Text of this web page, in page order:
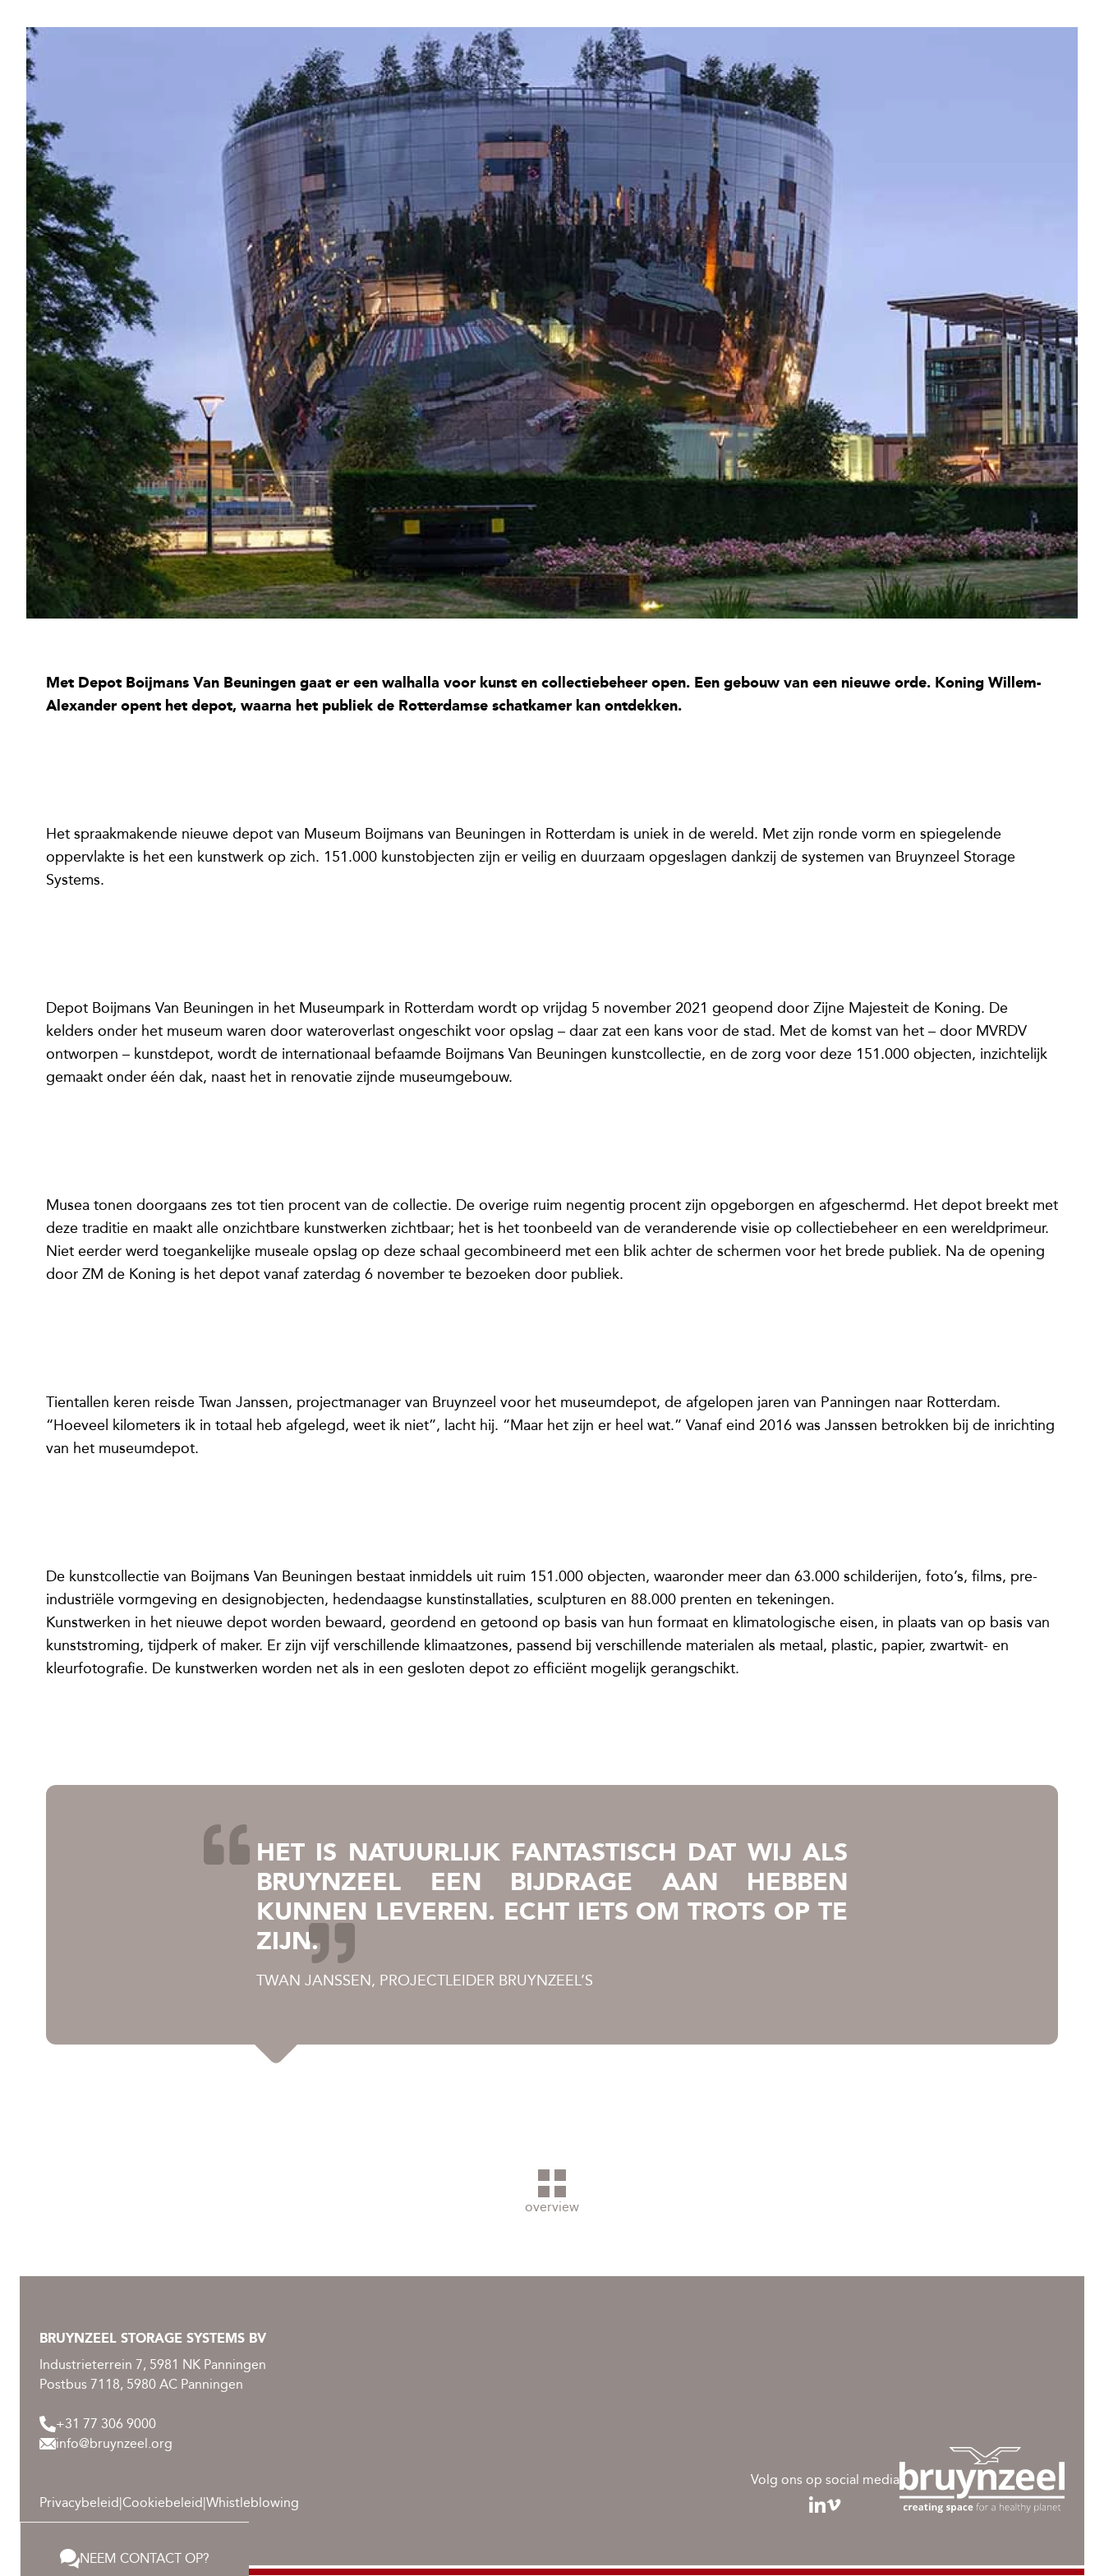
Met Depot Boijmans Van Beuningen gaat er een walhalla voor kunst en collectiebeheer open. Een gebouw van een nieuwe orde. Koning Willem-
Alexander opent het depot, waarna het publiek de Rotterdamse schatkamer kan ontdekken.
Het spraakmakende nieuwe depot van Museum Boijmans van Beuningen in Rotterdam is uniek in de wereld. Met zijn ronde vorm en spiegelende
oppervlakte is het een kunstwerk op zich. 151.000 kunstobjecten zijn er veilig en duurzaam opgeslagen dankzij de systemen van Bruynzeel Storage
Systems.
Depot Boijmans Van Beuningen in het Museumpark in Rotterdam wordt op vrijdag 5 november 2021 geopend door Zijne Majesteit de Koning. De
kelders onder het museum waren door wateroverlast ongeschikt voor opslag – daar zat een kans voor de stad. Met de komst van het – door MVRDV
ontworpen – kunstdepot, wordt de internationaal befaamde Boijmans Van Beuningen kunstcollectie, en de zorg voor deze 151.000 objecten, inzichtelijk
gemaakt onder één dak, naast het in renovatie zijnde museumgebouw.
Musea tonen doorgaans zes tot tien procent van de collectie. De overige ruim negentig procent zijn opgeborgen en afgeschermd. Het depot breekt met
deze traditie en maakt alle onzichtbare kunstwerken zichtbaar; het is het toonbeeld van de veranderende visie op collectiebeheer en een wereldprimeur.
Niet eerder werd toegankelijke museale opslag op deze schaal gecombineerd met een blik achter de schermen voor het brede publiek. Na de opening
door ZM de Koning is het depot vanaf zaterdag 6 november te bezoeken door publiek.
Tientallen keren reisde Twan Janssen, projectmanager van Bruynzeel voor het museumdepot, de afgelopen jaren van Panningen naar Rotterdam.
“Hoeveel kilometers ik in totaal heb afgelegd, weet ik niet”, lacht hij. “Maar het zijn er heel wat.” Vanaf eind 2016 was Janssen betrokken bij de inrichting
van het museumdepot.
De kunstcollectie van Boijmans Van Beuningen bestaat inmiddels uit ruim 151.000 objecten, waaronder meer dan 63.000 schilderijen, foto’s, films, pre-
industriële vormgeving en designobjecten, hedendaagse kunstinstallaties, sculpturen en 88.000 prenten en tekeningen.
Kunstwerken in het nieuwe depot worden bewaard, geordend en getoond op basis van hun formaat en klimatologische eisen, in plaats van op basis van
kunststroming, tijdperk of maker. Er zijn vijf verschillende klimaatzones, passend bij verschillende materialen als metaal, plastic, papier, zwartwit- en
kleurfotografie. De kunstwerken worden net als in een gesloten depot zo efficiënt mogelijk gerangschikt.
HET IS NATUURLIJK FANTASTISCH DAT WIJ ALS
BRUYNZEEL EEN BIJDRAGE AAN HEBBEN
KUNNEN LEVEREN. ECHT IETS OM TROTS OP TE
ZIJN.
TWAN JANSSEN, PROJECTLEIDER BRUYNZEEL’S
overview
BRUYNZEEL STORAGE SYSTEMS BV
Industrieterrein 7, 5981 NK Panningen
Postbus 7118, 5980 AC Panningen
+31 77 306 9000
info@bruynzeel.org
Privacybeleid|Cookiebeleid|Whistleblowing
Volg ons op social media
NEEM CONTACT OP?